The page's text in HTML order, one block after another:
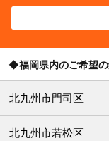
◆福岡県内のご希望
北九州市門司区
北九州市若松区